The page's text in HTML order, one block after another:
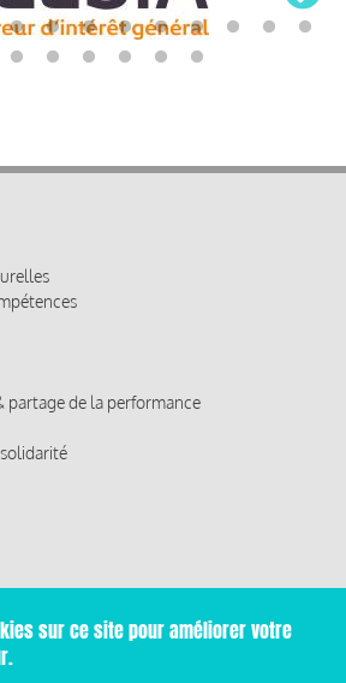
partage de la performance
sur ce site pour améliorer votre